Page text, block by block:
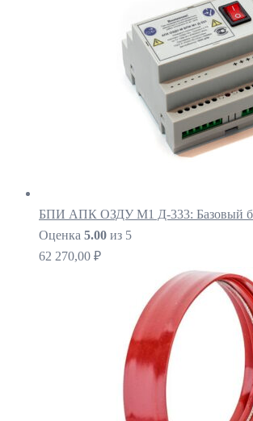
БПИ АПК ОЗДУ М1 Д-333: Базовый
Оценка 5.00 из 5
62 270,00 ₽